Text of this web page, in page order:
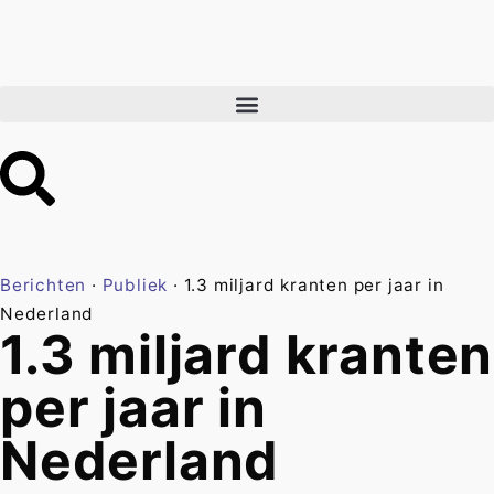
Berichten · Publiek · 1.3 miljard kranten per jaar in
Nederland
1.3 miljard kranten
per jaar in
Nederland